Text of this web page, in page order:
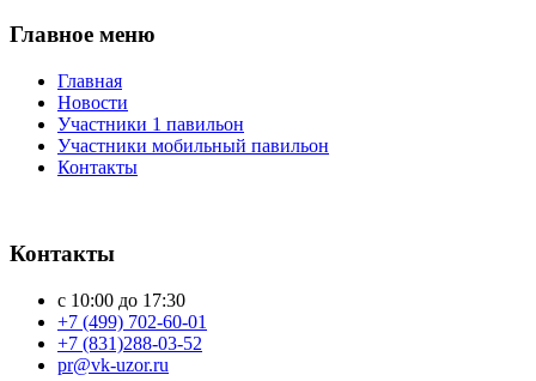
Главное меню
Главная
Новости
Участники 1 павильон
Участники мобильный павильон
Контакты
Контакты
с 10:00 до 17:30
+7 (499) 702-60-01
+7 (831)288-03-52
pr@vk-uzor.ru